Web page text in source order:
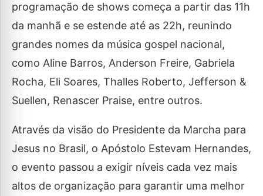
programação de shows começa a partir das 11h
da manhã e se estende até as 22h, reunindo
grandes nomes da música gospel nacional,
como Aline Barros, Anderson Freire, Gabriela
Rocha, Eli Soares, Thalles Roberto, Jefferson &
Suellen, Renascer Praise, entre outros.
Através da visão do Presidente da Marcha para
Jesus no Brasil, o Apóstolo Estevam Hernandes,
o evento passou a exigir níveis cada vez mais
altos de organização para garantir uma melhor